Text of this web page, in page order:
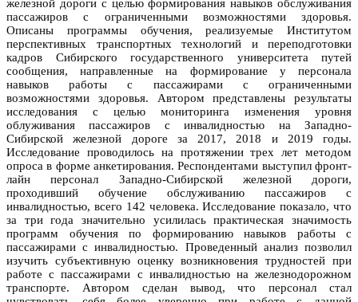
железной дороги с целью формирования навыков обслуживания
пассажиров с ограниченными возможностями здоровья.
Описаны программы обучения, реализуемые Институтом
перспективных транспортных технологий и переподготовки
кадров Сибирского государственного университета путей
сообщения, направленные на формирование у персонала
навыков работы с пассажирами с ограниченными
возможностями здоровья. Автором представлены результаты
исследования с целью мониторинга изменения уровня
облуживания пассажиров с инвалидностью на Западно-
Сибирской железной дороге за 2017, 2018 и 2019 годы.
Исследование проводилось на протяжении трех лет методом
опроса в форме анкетирования. Респондентами выступил фронт-
лайн персонал Западно-Сибирской железной дороги,
проходивший обучение обслуживанию пассажиров с
инвалидностью, всего 142 человека. Исследование показало, что
за три года значительно усилилась практическая значимость
программ обучения по формированию навыков работы с
пассажирами с инвалидностью. Проведенный анализ позволил
изучить субъективную оценку возникновения трудностей при
работе с пассажирами с инвалидностью на железнодорожном
транспорте. Автором сделан вывод, что персонал стал